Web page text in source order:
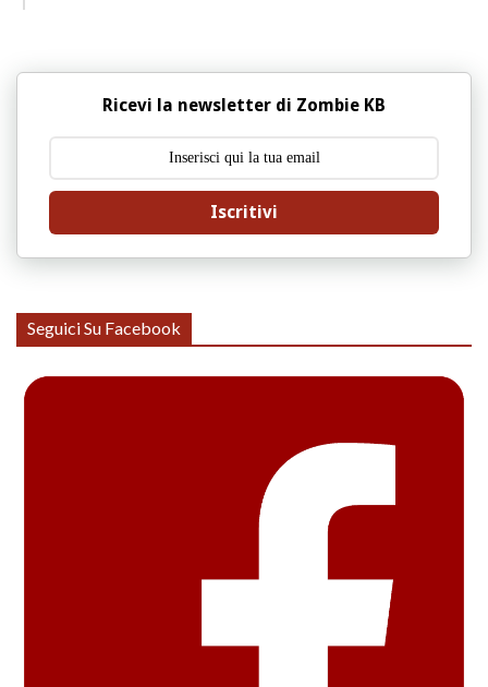
Ricevi la newsletter di Zombie KB
Iscritivi
Seguici Su Facebook